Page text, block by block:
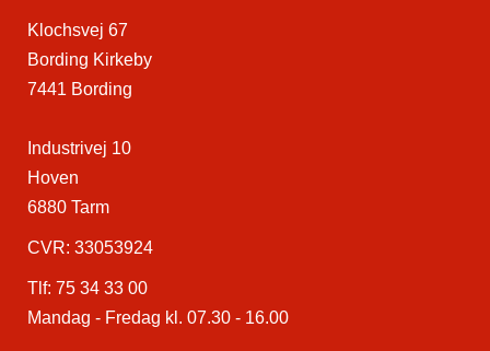
Klochsvej 67
Bording Kirkeby
7441 Bording
Industrivej 10
Hoven
6880 Tarm
CVR: 33053924
Tlf: 75 34 33 00
Mandag - Fredag kl. 07.30 - 16.00